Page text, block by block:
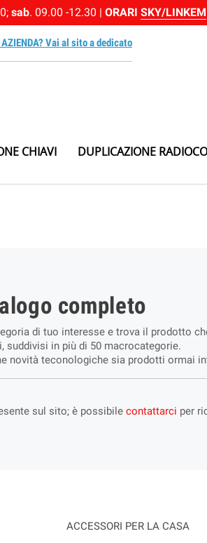
sab. 09.00 -12.30 | ORARI SKY/LINKEM
AZIENDA? Vai al sito a dedicato
CHIAVI DUPLICAZIONE
completo
di tuo interesse e trova il prodotto
suddivisi in più di 50 macrocategorie.
novità teconologiche sia prodotti ormai
sul sito; è possibile contattarci per
ACCESSORI PER LA CASA